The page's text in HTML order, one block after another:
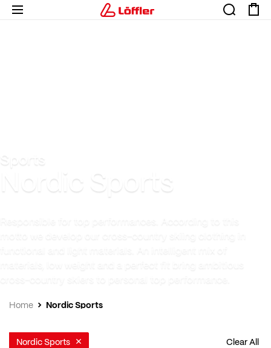
Nordic Sports
Home Nordic Sports
Nordic Sports Clear All